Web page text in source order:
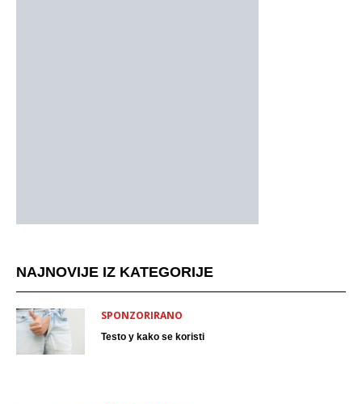
NAJNOVIJE IZ KATEGORIJE
SPONZORIRANO
Testo y kako se koristi